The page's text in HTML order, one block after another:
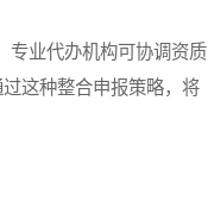
业代办机构可协调资质
这种整合申报策略，将